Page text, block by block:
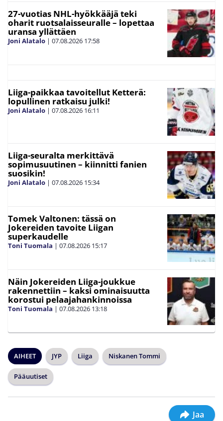
27-vuotias NHL-hyökkääjä teki
oharit ruotsalaisseuralle – lopettaa
uransa yllättäen
Joni Alatalo | 07.08.2026 17:58
Liiga-paikkaa tavoitellut Ketterä:
lopullinen ratkaisu julki!
Joni Alatalo | 07.08.2026 16:11
Liiga-seuralta merkittävä
sopimusuutinen – kiinnitti fanien
suosikin!
Joni Alatalo | 07.08.2026 15:34
Tomek Valtonen: tässä on
Jokereiden tavoite Liigan
superkaudelle
Toni Tuomala | 07.08.2026 15:17
Näin Jokereiden Liiga-joukkue
rakennettiin – kaksi ominaisuutta
korostui pelaajahankinnoissa
Toni Tuomala | 07.08.2026 13:18
AIHEET JYP Liiga Niskanen Tommi
Pääuutiset
Jaa